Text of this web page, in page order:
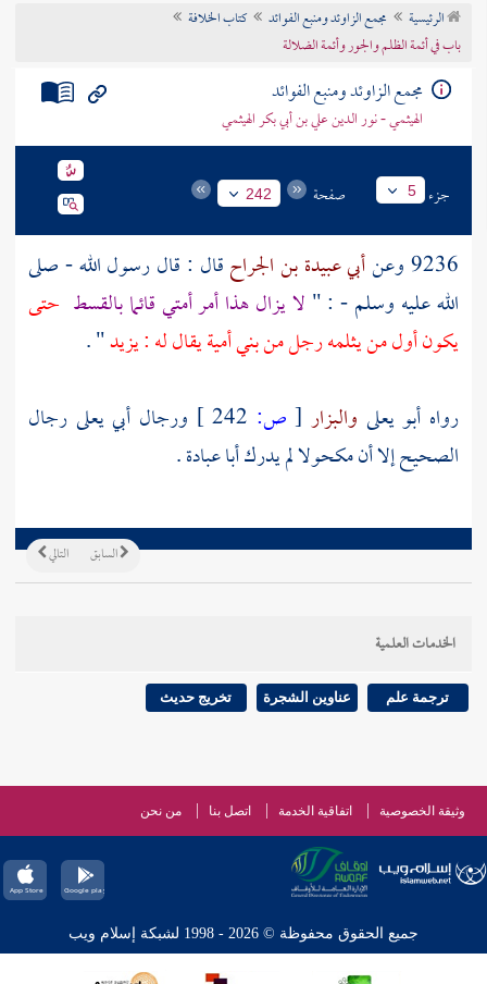
تراجم الأعلام
الرئيسية مجمع الزاوئد ومنبع الفوائد
كتاب الخلافة
باب في أئمة الظلم والجور وأئمة الضلالة
مجمع الزاوئد ومنبع الفوائد
الهيثمي - نور الدين علي بن أبي بكر الهيثمي
جزء 5 صفحة 242
9236 وعن أبي عبيدة بن الجراحقال : قال رسول الله - صلى
الله عليه وسلم - : " لا يزال هذا أمر أمتي قائما بالقسط حتى
يكون أول من يثلمه رجل منبني أميةيقال له : يزيد" .
رواه أبو يعلى والبزار [ ص: ورجال أبي يعلى رجال
الصحيح إلا أنمكحولالم يدركأبا عبادة.
التالي السابق
الخدمات العلمية
ترجمة علم عناوين الشجرة تخريج حديث
وثيقة الخصوصية اتفاقية الخدمة اتصل بنا من نحن
جميع الحقوق محفوظة © 2026 - 1998 لشبكة إسلام ويب